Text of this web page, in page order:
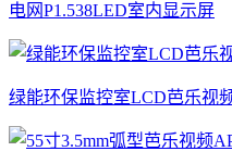
电网P1.538LED室内显示屏
绿能环保监控室LCD芭乐视